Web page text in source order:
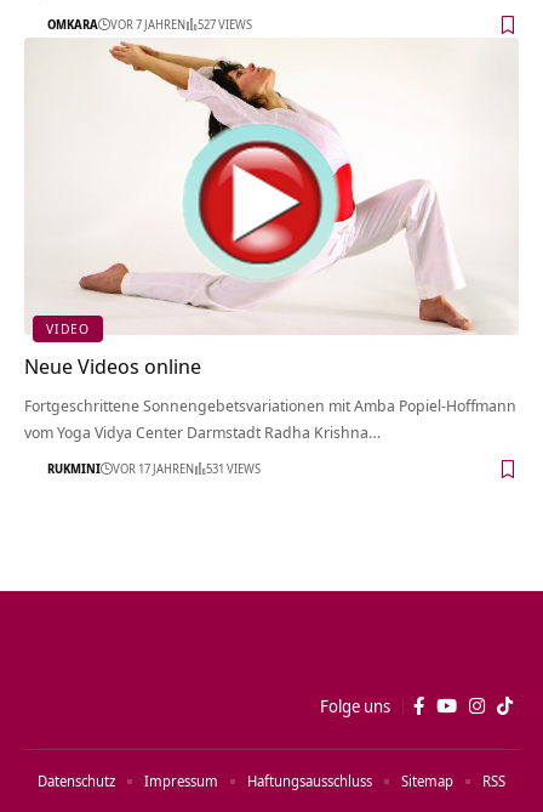
OMKARA VOR 7 JAHREN 527 VIEWS
VIDEO
Neue Videos online
Fortgeschrittene Sonnengebetsvariationen mit Amba Popiel-Hoffmann
vom Yoga Vidya Center Darmstadt Radha Krishna…
RUKMINI VOR 17 JAHREN 531 VIEWS
Folge uns
Datenschutz Impressum Haftungsausschluss Sitemap RSS